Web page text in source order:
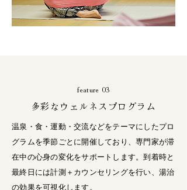
feature 03
多彩なウェルネスプログラム
温泉・食・運動・交流などをテーマにしたプロ
グラムを季節ごとに開催しており、専門家が滞
在中の心身の変化をサポートします。到着時と
最終日には計測＋カウンセリングを行い、湯治
の効果を可視化します。